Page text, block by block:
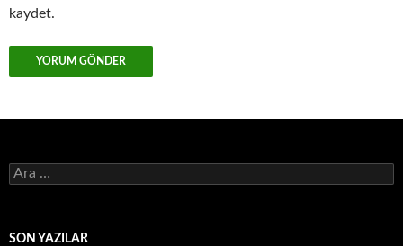
kaydet.
Arama:
SON YAZILAR